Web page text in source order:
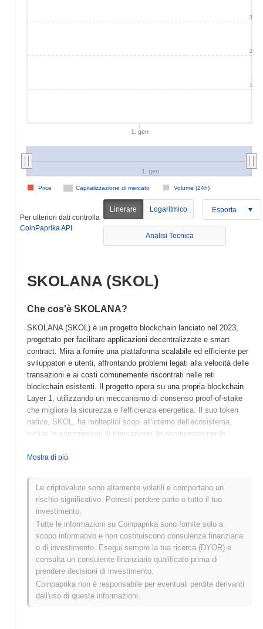
1. gen
Capitalizzazione di mercato Volume (24h)
Price
1. gen
1
2
3
Per ulteriori dati controlla
CoinPaprika API
Linerare Logaritmico Esporta
Analisi Tecnica
SKOLANA (SKOL)
Che cos'è SKOLANA?
SKOLANA (SKOL) è un progetto blockchain lanciato nel 2023,
progettato per facilitare applicazioni decentralizzate e smart
contract. Mira a fornire una piattaforma scalabile ed efficiente per
sviluppatori e utenti, affrontando problemi legati alla velocità delle
transazioni e ai costi comunemente riscontrati nelle reti
blockchain esistenti. Il progetto opera su una propria blockchain
Layer 1, utilizzando un meccanismo di consenso proof-of-stake
che migliora la sicurezza e l'efficienza energetica. Il suo token
nativo, SKOL, ha molteplici scopi all'interno dell'ecosistema,
inclusi le commissioni di transazione, le ricompense per lo
ai processi decisionali riguardanti lo sviluppo della piattaforma.
all'interoperabilità, consentendo una comunicazione fluida tra
diverse reti blockchain. Questa caratteristica la posiziona come
un attore significativo nel crescente panorama della finanza
decentralizzata (DeFi) e delle piattaforme di smart contract,
rivolgendo i suoi servizi a una vasta gamma di utenti, dai
sviluppatori agli investitori in cerca di soluzioni efficienti nello
spazio blockchain.
Quando e come è iniziata SKOLANA?
SKOLANA è nata a marzo 2021 quando il team fondatore ha
pubblicato il proprio whitepaper, delineando la visione e il
Mostra di più
Le criptovalute sono altamente volatili e comportano un
rischio significativo. Potresti perdere parte o tutto il tuo
investimento.
Tutte le informazioni su Coinpaprika sono fornite solo a
scopo informativo e non costituiscono consulenza finanziaria
o di investimento. Esegui sempre la tua ricerca (DYOR) e
consulta un consulente finanziario qualificato prima di
prendere decisioni di investimento.
Coinpaprika non è responsabile per eventuali perdite derivanti
dall'uso di queste informazioni.